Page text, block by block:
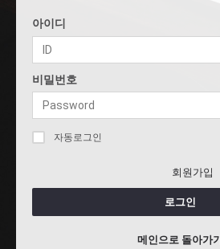
아이디
비밀번호
자동로그인
회원가입
로그인
메인으로 돌아가기